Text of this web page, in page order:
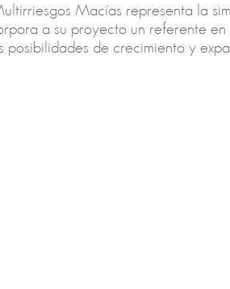
Macías representa la
a su proyecto un referente en
de crecimiento y